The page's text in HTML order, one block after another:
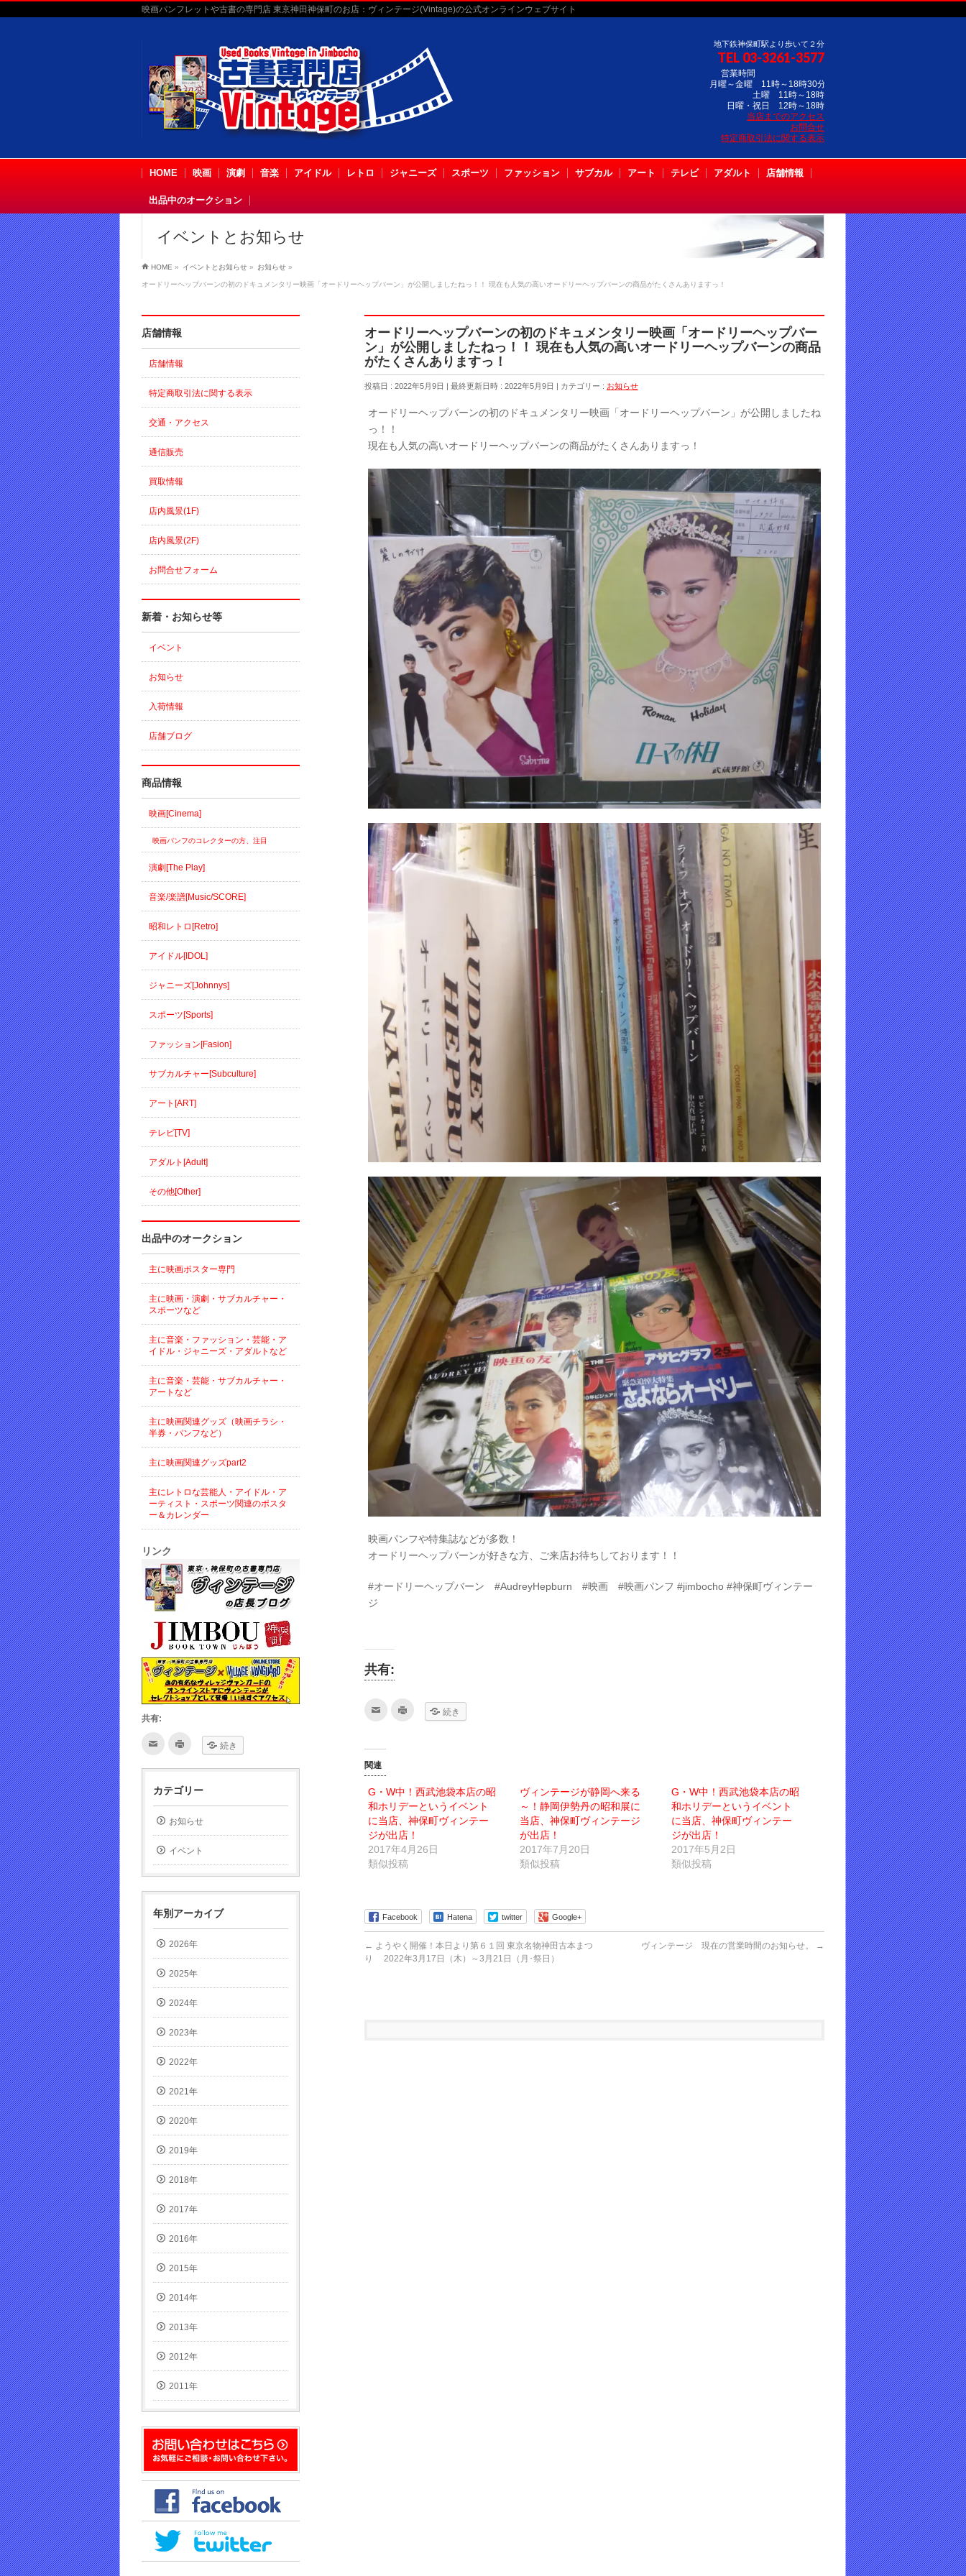
映画パンフレットや古書の専門店 東京神田神保町のお店：ヴィンテージ(Vintage)の公式オンラインウェブサイト
地下鉄神保町駅より歩いて２分
TEL 03-3261-3577
営業時間
月曜～金曜 11時～18時30分
土曜 11時～18時
日曜・祝日 12時～18時
当店までのアクセス
お問合せ
特定商取引法に関する表示
HOME 映画 演劇 音楽 アイドル レトロ ジャニーズ スポーツ ファッション サブカル アート テレビ アダルト 店舗情報
出品中のオークション
イベントとお知らせ
HOME » イベントとお知らせ » お知らせ »
オードリーヘップバーンの初のドキュメンタリー映画「オードリーヘップバーン」が公開しましたねっ！！ 現在も人気の高いオードリーヘップバーンの商品がたくさんありますっ！
オードリーヘップバーンの初のドキュメンタリー映画「オードリーヘップバー
ン」が公開しましたねっ！！ 現在も人気の高いオードリーヘップバーンの商品
がたくさんありますっ！
投稿日 : 2022年5月9日 最終更新日時 : 2022年5月9日 カテゴリー : お知らせ
オードリーヘップバーンの初のドキュメンタリー映画「オードリーヘップバーン」が公開しましたね
っ！！
現在も人気の高いオードリーヘップバーンの商品がたくさんありますっ！
映画パンフや特集誌などが多数！
オードリーヘップバーンが好きな方、ご来店お待ちしております！！
#オードリーヘップバーン #AudreyHepburn #映画 #映画パンフ #jimbocho #神保町ヴィンテー
ジ
共有:
て
へ
メ
ー
ル
で
送
信
(新
し
い
ウ
ィ
で
開
き
ま
す)
し
い
ウ
ン
ド
ウ
で
開
続き
関連
G・W中！西武池袋本店の昭
和ホリデーというイベント
に当店、神保町ヴィンテー
ジが出店！
2017年4月26日
類似投稿
ヴィンテージが静岡へ来る
～！静岡伊勢丹の昭和展に
当店、神保町ヴィンテージ
が出店！
2017年7月20日
類似投稿
G・W中！西武池袋本店の昭
和ホリデーというイベント
に当店、神保町ヴィンテー
ジが出店！
2017年5月2日
類似投稿
Facebook Hatena twitter Google+
← ようやく開催！本日より第６１回 東京名物神田古本まつ
り 2022年3月17日（木）～3月21日（月･祭日）
ヴィンテージ 現在の営業時間のお知らせ。 →
店舗情報
店舗情報
特定商取引法に関する表示
交通・アクセス
通信販売
買取情報
店内風景(1F)
店内風景(2F)
お問合せフォーム
新着・お知らせ等
イベント
お知らせ
入荷情報
店舗ブログ
商品情報
映画[Cinema]
映画パンフのコレクターの方、注目
演劇[The Play]
音楽/楽譜[Music/SCORE]
昭和レトロ[Retro]
アイドル[IDOL]
ジャニーズ[Johnnys]
スポーツ[Sports]
ファッション[Fasion]
サブカルチャー[Subculture]
アート[ART]
テレビ[TV]
アダルト[Adult]
その他[Other]
出品中のオークション
主に映画ポスター専門
主に映画・演劇・サブカルチャー・
スポーツなど
主に音楽・ファッション・芸能・ア
イドル・ジャニーズ・アダルトなど
主に音楽・芸能・サブカルチャー・
アートなど
主に映画関連グッズ（映画チラシ・
半券・パンフなど）
主に映画関連グッズpart2
主にレトロな芸能人・アイドル・ア
ーティスト・スポーツ関連のポスタ
ー＆カレンダー
リンク
共有:
ク
て
友
メ
ー
ル
で
送
信
し
い
ィ
ン
ウ
で
開
き
ま
す)
ク
て
印
し
い
ウ
ィ
ン
ド
で
開
す)
続き
カテゴリー
お知らせ
イベント
年別アーカイブ
2026年
2025年
2024年
2023年
2022年
2021年
2020年
2019年
2018年
2017年
2016年
2015年
2014年
2013年
2012年
2011年